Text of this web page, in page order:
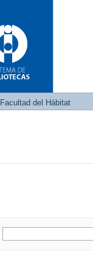
Facultad del Hábitat